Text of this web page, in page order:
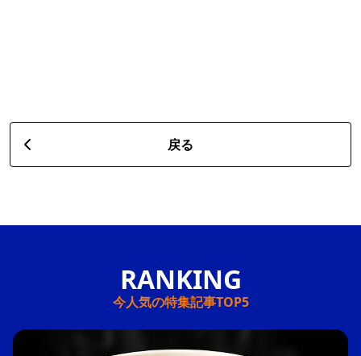
戻る
今人気の特集記事TOP5